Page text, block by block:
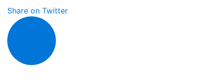
Share on Twitter